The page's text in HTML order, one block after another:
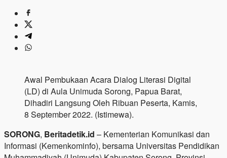
Awal Pembukaan Acara Dialog Literasi Digital
(LD) di Aula Unimuda Sorong, Papua Barat,
Dihadiri Langsung Oleh Ribuan Peserta, Kamis,
8 September 2022. (Istimewa).
SORONG, Beritadetik.id – Kementerian Komunikasi dan
Informasi (Kemenkominfo), bersama Universitas Pendidikan